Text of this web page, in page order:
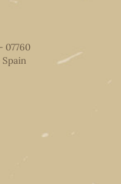
07760